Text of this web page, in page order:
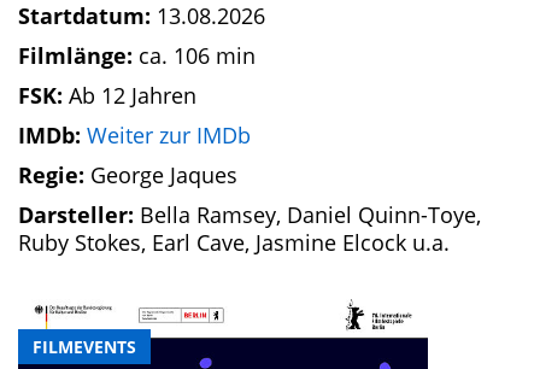
FILMEVENTS
Startdatum: 13.08.2026
Filmlänge: ca. 106 min
FSK: Ab 12 Jahren
IMDb: Weiter zur IMDb
Regie: George Jaques
Darsteller: Bella Ramsey, Daniel Quinn-Toye,
Ruby Stokes, Earl Cave, Jasmine Elcock u.a.